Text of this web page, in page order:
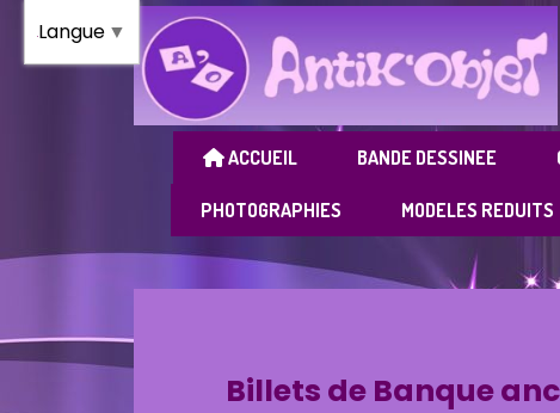
ACCUEIL BANDE DESSINEE
PHOTOGRAPHIES MODELES REDUITS
Billets de Banque
Langue ▼
Panneau de gestion des cookies